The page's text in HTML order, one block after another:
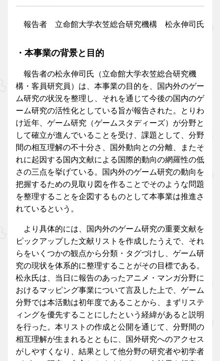
報告者 立命館大学衣笠総合研究機構 松永伸司氏
・本事業の背景と目的
報告者の松永伸司氏（立命館大学衣笠総合研究機
構・客員研究員）は、本事業の目的を、国内外のゲー
ム研究の状況を整理し、それを通じて今後の国内のゲ
ーム研究の活性化としている旨が報告された。とりわ
け近年、ゲーム研究（ゲームスタディーズ）が分野と
して確立が進んでいることを受け、課題として、分野
間の相互理解の不十分さ、国外動向との分離、またそ
れに起因する国内文献による国際的動向の網羅性の低
さの三点を挙げている。国内外のゲーム研究の動向を
把握するための見取り図を作ることでそのような問題
を整理することを企図するものとして本事業は推進さ
れているという。
より具体的には、国内外のゲーム研究の重要文献を
ピックアップした文献リストを作成したうえで、それ
らをいくつかの観点から分類・タグづけし、ゲーム研
究の現状を体系的に整理することがその目標である。
松永氏は、当日に報告のあったアニメ・マンガ分野に
おけるマッピング事業について言及した上で、ゲーム
分野では本活動は初年度であることから、まずリステ
ィングを優先することにしたという経緯があると説明
を行った。本リストの作成と公開を通じて、分野間の
相互理解が生まれるとともに、国外研究へのアクセス
がしやすくなり、結果として他分野の研究者や初学者